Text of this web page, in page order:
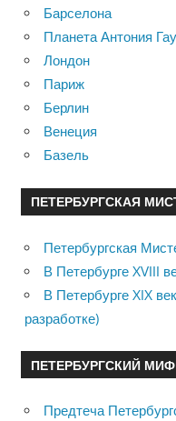
Барселона
Планета Антония
Лондон
Париж
Берлин
Венеция
Базель
ПЕТЕРБУРГСКАЯ
Петербургская
В Петербурге XVIII
В Петербурге XIX
разработке)
ПЕТЕРБУРГСКИЙ МИФ
Предтеча